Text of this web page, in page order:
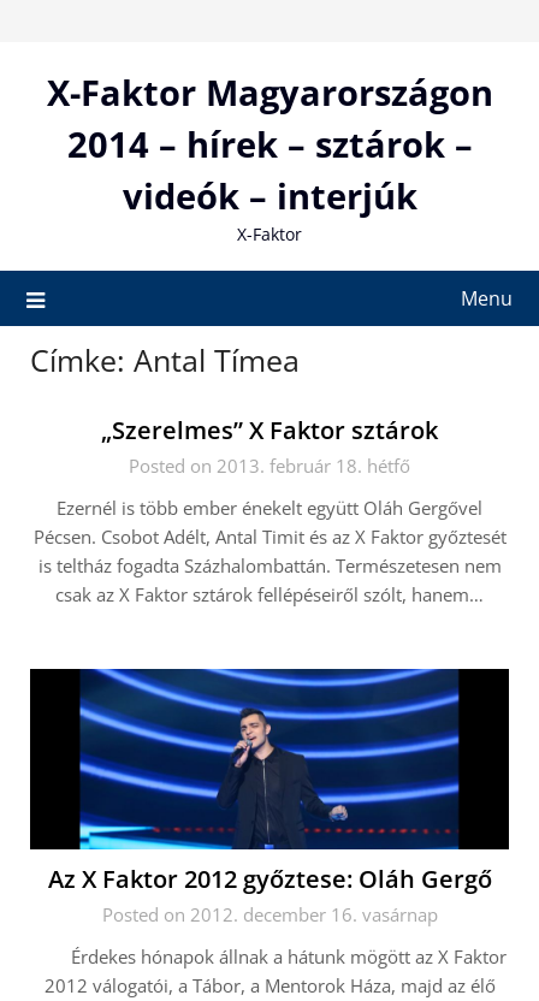
contentX-Faktor Magyarországon
2014 – hírek – sztárok –
videók – interjúk
X-Faktor
Menu
Címke: Antal Tímea
„Szerelmes” X Faktor sztárok
Posted on 2013. február 18. hétfő
Ezernél is több ember énekelt együtt Oláh Gergővel
Pécsen. Csobot Adélt, Antal Timit és az X Faktor győztesét
is teltház fogadta Százhalombattán. Természetesen nem
csak az X Faktor sztárok fellépéseiről szólt, hanem…
Az X Faktor 2012 győztese: Oláh Gergő
Posted on 2012. december 16. vasárnap
Érdekes hónapok állnak a hátunk mögött az X Faktor
2012 válogatói, a Tábor, a Mentorok Háza, majd az élő